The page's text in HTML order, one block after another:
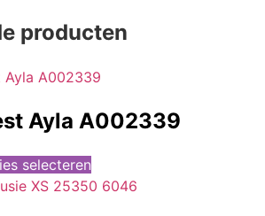
producten
Ayla A002339
selecteren